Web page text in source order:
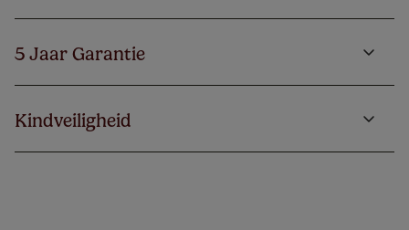
5 Jaar Garantie
Kindveiligheid